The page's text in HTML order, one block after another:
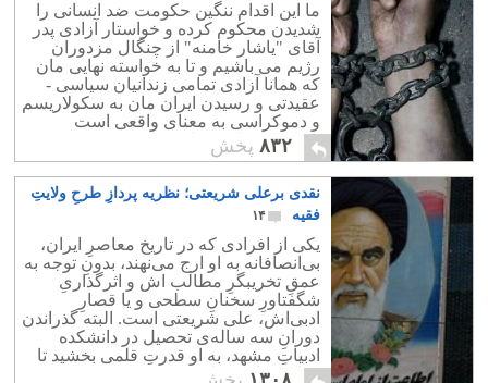
ما این اقدام ننگین حکومت ضد انسانی را
شدیدن محکوم کرده و خواستار آزادی پدر
آقای "یاشار خامنه" از چنگال مزدوران
رژیم می باشیم و تا به خواسته نهایی مان
که همانا آزادی تمامی زندانیان سیاسی -
عقیدتی و رسیدن ایران مان به سکولاریسم
و دموکراسی به معنای واقعی است
نرسیم، از پای نخواهیم نشست.
۸۳۲ پخش
نقدی برعلی‌ شریعتی؛ نظریه‌ پردازِ طرحِ ولایتِ
فقیه
۱۴
یکی‌ از افرادی که در تاریخ معاصرِ ایران،
بی‌انصافانه به او ارج می‌نهند، بدونِ توجه به
عمقِ تخریبگرِ مطالب‌ اش و اثر‌گذاریِ
شگفتاورِ سخنانِ سطحی و یا قصارِ
ادبی‌اش، علی‌ شریعتی است. البته گذراندن
دورانِ سه‌ ساله‌ی تحصیل در دانشکده
ادبیاتِ مشهد، به او قدرتِ قلمی بخشید تا
بتواند خواننده را مجذوب کند.